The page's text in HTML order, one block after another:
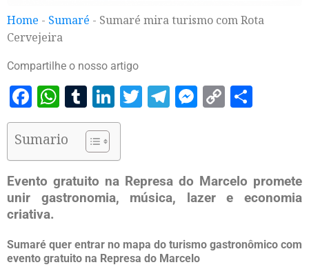
Home - Sumaré - Sumaré mira turismo com Rota
Cervejeira
Compartilhe o nosso artigo
Facebook
WhatsApp
Tumblr
LinkedIn
Twitter
Telegram
Messenger
Copy
Sumario
Evento gratuito na Represa do Marcelo promete
unir gastronomia, música, lazer e economia
criativa.
Sumaré quer entrar no mapa do turismo gastronômico com
evento gratuito na Represa do Marcelo